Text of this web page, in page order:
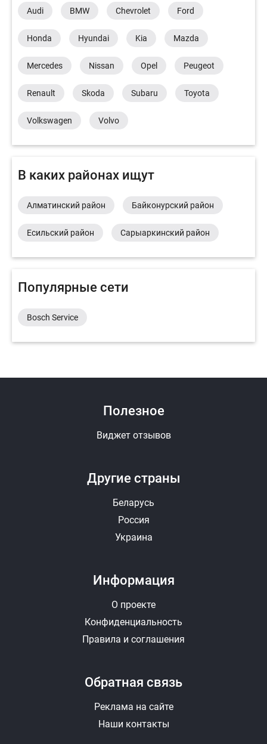
Audi BMW Chevrolet Ford
Honda Hyundai Kia Mazda
Mercedes Nissan Opel Peugeot
Renault Skoda Subaru Toyota
Volkswagen Volvo
В каких районах ищут
Алматинский район Байконурский район
Есильский район Сарыаркинский район
Популярные сети
Bosch Service
Другие страны
Беларусь
Россия
Украина
Полезное
Виджет отзывов
Информация
О проекте
Конфиденциальность
Правила и соглашения
Обратная связь
Реклама на сайте
Наши контакты